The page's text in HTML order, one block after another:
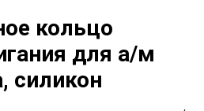
кольцо
для а/м
силикон